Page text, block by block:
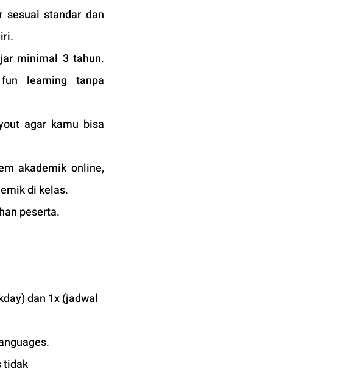
minimal 3 tahun.
learning tanpa
agar kamu bisa
akademik online,
di kelas.
peserta.
dan 1x (jadwal
tidak